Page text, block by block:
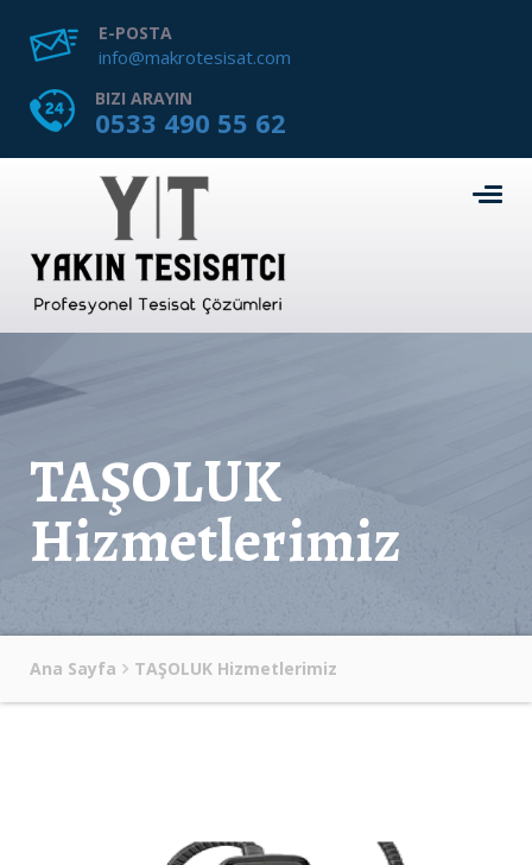
E-POSTA
info@makrotesisat.com
BIZI ARAYIN
0533 490 55 62
TAŞOLUK
Hizmetlerimiz
Ana Sayfa TAŞOLUK Hizmetlerimiz